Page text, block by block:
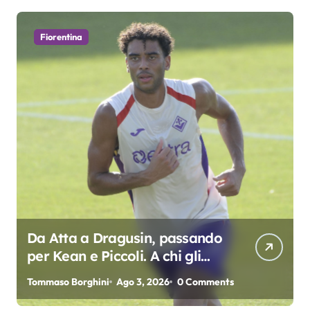
Fiorentina
Da Atta a Dragusin, passando
per Kean e Piccoli. A chi gli
oscar del precampionato?
Tommaso Borghini Ago 3, 2026 0 Comments